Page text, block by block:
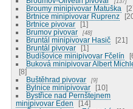
Broumy minipivovar Matuška
Brtnice minipivovar Ruprenz
Brtnice pivovar
1
Brumov pivovar
48
Bruntál minipivovar Hasič
21
Bruntál pivovar
1
Budišovice minipivovar Fčelín
Buková minipivovar Albert
8
Buštěhrad pivovar
9
Bylnice minipivovar
10
Bystřice nad Pernštejnem
minipivovar Eden
14